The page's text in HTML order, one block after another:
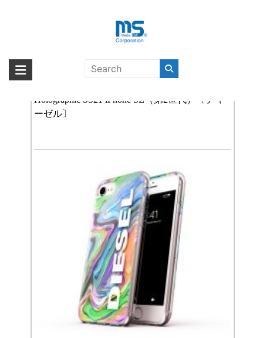
海外輸入ブランド商品｜株式会社
海外事業部が取り揃えている海外輸入商品には、日本では珍しい「海外ブ
ランド」をはじめ「ユニークな商品」「機能的な商品」「コストパフォー
Holographic SS21 iPhone SE（第2世代）〔ディ
ーゼル〕